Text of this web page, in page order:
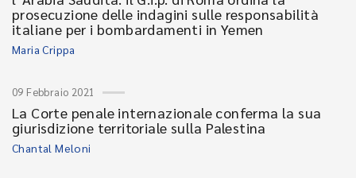
prosecuzione delle indagini sulle responsabilità
italiane per i bombardamenti in Yemen
Maria Crippa
09 Febbraio 2021
La Corte penale internazionale conferma la sua
giurisdizione territoriale sulla Palestina
Chantal Meloni